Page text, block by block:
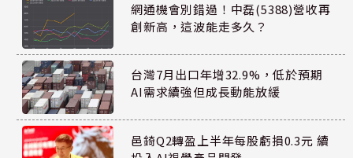
網通機會別錯過！中磊(5388)營收再
創新高，這波能走多久？
台灣7月出口年增32.9%，低於預期
AI需求續強但成長動能放緩
邑錡Q2轉盈上半年每股虧損0.3元 續